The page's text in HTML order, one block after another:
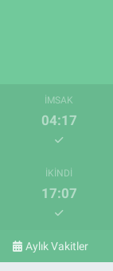
İMSAK
04:17
İKINDI
17:07
Aylık Vakitler